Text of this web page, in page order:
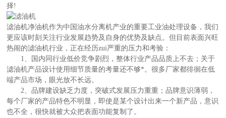
择!
滤油机净油机作为中国油水分离机产业的重要工业油处理设备，我们
更应该时刻关注行业发展趋势及自身的优势及缺点。但目前表面兴旺
热闹的滤油机行业，正在经历zui严重的压力和考验：
1、国内同行业低价竞争剧烈，整体行业产品品质上不去；关于
滤油机产品设计使用细节质量的考量还不够*。很多厂家都徘徊在低
端产品市场，眼光放不长远。
2、品牌建设缺乏力度，突破式发展压力重重；品牌意识薄弱，
每个厂家的产品特色不明显，即使是某个设计出来一个新产品，意识
也不全，很快就被大众把表面功能复制了。